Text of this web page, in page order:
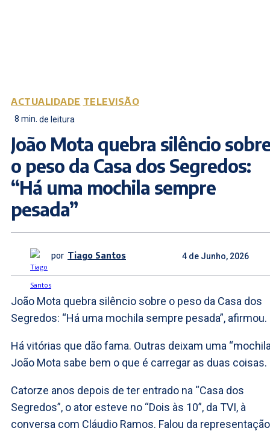
ACTUALIDADE TELEVISÃO
8 min. de leitura
João Mota quebra silêncio
o peso da Casa dos Segredos:
“Há uma mochila sempre
pesada”
por Tiago Santos 4 de Junho, 2026
João Mota quebra silêncio sobre o peso da Casa dos
Segredos: “Há uma mochila sempre pesada”, afirmou.
Há vitórias que dão fama. Outras deixam uma
João Mota sabe bem o que é carregar as duas coisas.
Catorze anos depois de ter entrado na “Casa dos
Segredos”, o ator esteve no “Dois às 10”, da TVI, à
conversa com Cláudio Ramos. Falou da